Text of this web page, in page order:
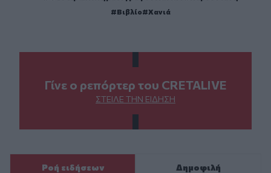
Βιβλίο
Χανιά
Γίνε ο ρεπόρτερ του CRETALIVE
ΣΤΕΊΛΕ ΤΗΝ ΕΊΔΗΣΗ
Ροή ειδήσεων Δημοφιλή